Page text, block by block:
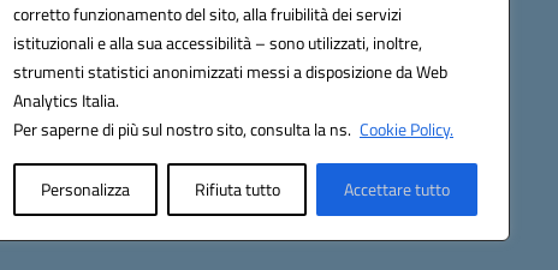
corretto funzionamento del sito, alla fruibilità dei servizi
istituzionali e alla sua accessibilità – sono utilizzati, inoltre,
strumenti statistici anonimizzati messi a disposizione da Web
Analytics Italia.
Per saperne di più sul nostro sito, consulta la ns. Cookie Policy.
Personalizza Rifiuta tutto Accettare tutto